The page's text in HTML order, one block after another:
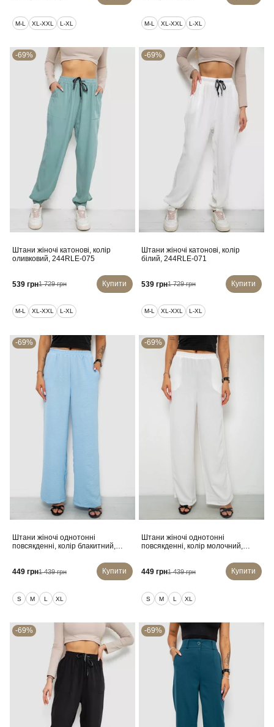
M-L XL-XXL L-XL M-L XL-XXL L-XL
-69%
Штани жіночі катонові, колір
оливковий, 244RLE-075
539 грн1 729 грн Купити
M-L XL-XXL L-XL
-69%
Штани жіночі катонові, колір
білий, 244RLE-071
539 грн1 729 грн Купити
M-L XL-XXL L-XL
-69%
Штани жіночі однотонні
повсякденні, колір блакитний,
449 грн1 439 грн Купити
S M L XL
-69%
Штани жіночі однотонні
повсякденні, колір молочний,
449 грн1 439 грн Купити
S M L XL
-69% -69%